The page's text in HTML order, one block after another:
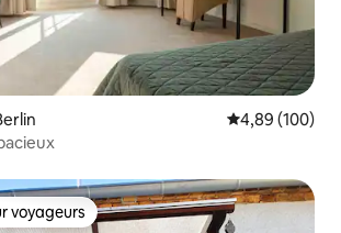
Évaluation
4,89 (100)
les plus appréciés
voyageurs